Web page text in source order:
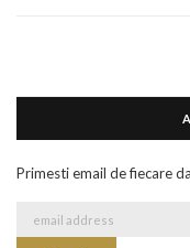
Primesti email de fiecare